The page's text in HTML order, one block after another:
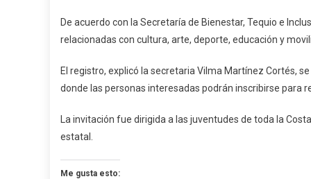
De acuerdo con la Secretaría de Bienestar, Tequio e
relacionadas con cultura, arte, deporte, educación y
El registro, explicó la secretaria Vilma Martínez Cortés,
donde las personas interesadas podrán inscribirse para
La invitación fue dirigida a las juventudes de toda la
estatal.
Me gusta esto: